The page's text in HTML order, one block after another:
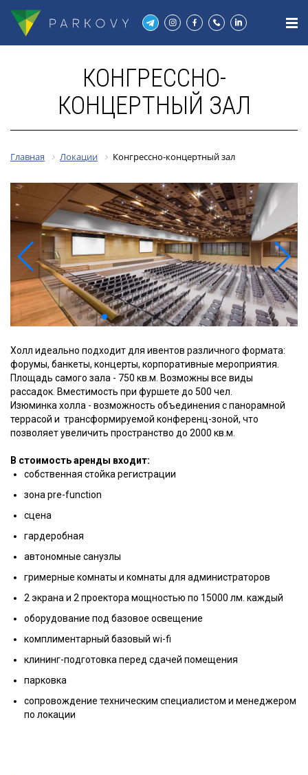
КОНГРЕССНО-
КОНЦЕРТНЫЙ ЗАЛ
Главная Локации Конгрессно-концертный зал
Холл идеально подходит для ивентов различного формата:
форумы, банкеты, концерты, корпоративные мероприятия.
Площадь самого зала - 750 кв.м. Возможны все виды
рассадок. Вместимость при фуршете до 500 чел.
Изюминка холла - возможность объединения с панорамной
террасой и трансформируемой конференц-зоной, что
позволяет увеличить пространство до 2000 кв.м.
В стоимость аренды входит:
собственная стойка регистрации
зона pre-function
сцена
гардеробная
автономные санузлы
гримерные комнаты и комнаты для администраторов
2 экрана и 2 проектора мощностью по 15000 лм. каждый
оборудование под базовое освещение
комплиментарный базовый wi-fi
клининг-подготовка перед сдачей помещения
парковка
сопровождение техническим специалистом и менеджером
по локации